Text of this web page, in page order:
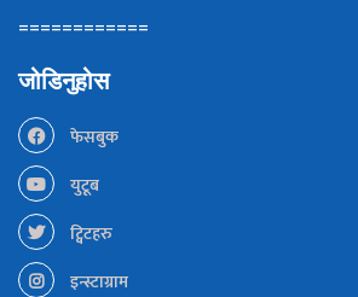
============
जोडिनुहोस
फेसबुक
युटूब
ट्विटहरु
इन्स्टाग्राम